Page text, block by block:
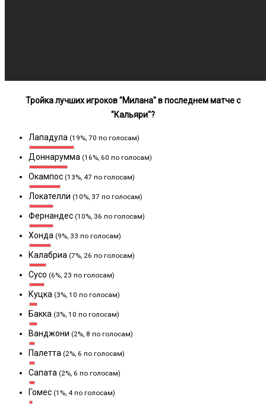
Тройка лучших игроков "Милана" в последнем матче с
"Кальяри"?
Лападула (19%, 70 по голосам)
Доннарумма (16%, 60 по голосам)
Окампос (13%, 47 по голосам)
Локателли (10%, 37 по голосам)
Фернандес (10%, 36 по голосам)
Хонда (9%, 33 по голосам)
Калабриа (7%, 26 по голосам)
Сусо (6%, 23 по голосам)
Куцка (3%, 10 по голосам)
Бакка (3%, 10 по голосам)
Ванджони (2%, 8 по голосам)
Палетта (2%, 6 по голосам)
Сапата (2%, 6 по голосам)
Гомес (1%, 4 по голосам)